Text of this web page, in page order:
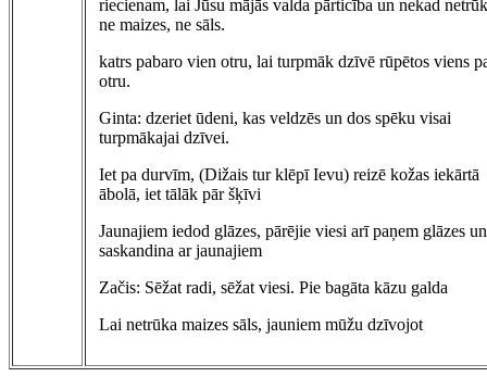
riecienam, lai Jūsu mājās valda pārticība un nekad
ne maizes, ne sāls.
katrs pabaro vien otru, lai turpmāk dzīvē rūpētos viens
otru.
Ginta: dzeriet ūdeni, kas veldzēs un dos spēku visai
turpmākajai dzīvei.
Iet pa durvīm, (Dižais tur klēpī Ievu) reizē kožas iekārtā
ābolā, iet tālāk pār šķīvi
Jaunajiem iedod glāzes, pārējie viesi arī paņem glāzes un
saskandina ar jaunajiem
Začis: Sēžat radi, sēžat viesi. Pie bagāta kāzu galda
Lai netrūka maizes sāls, jauniem mūžu dzīvojot